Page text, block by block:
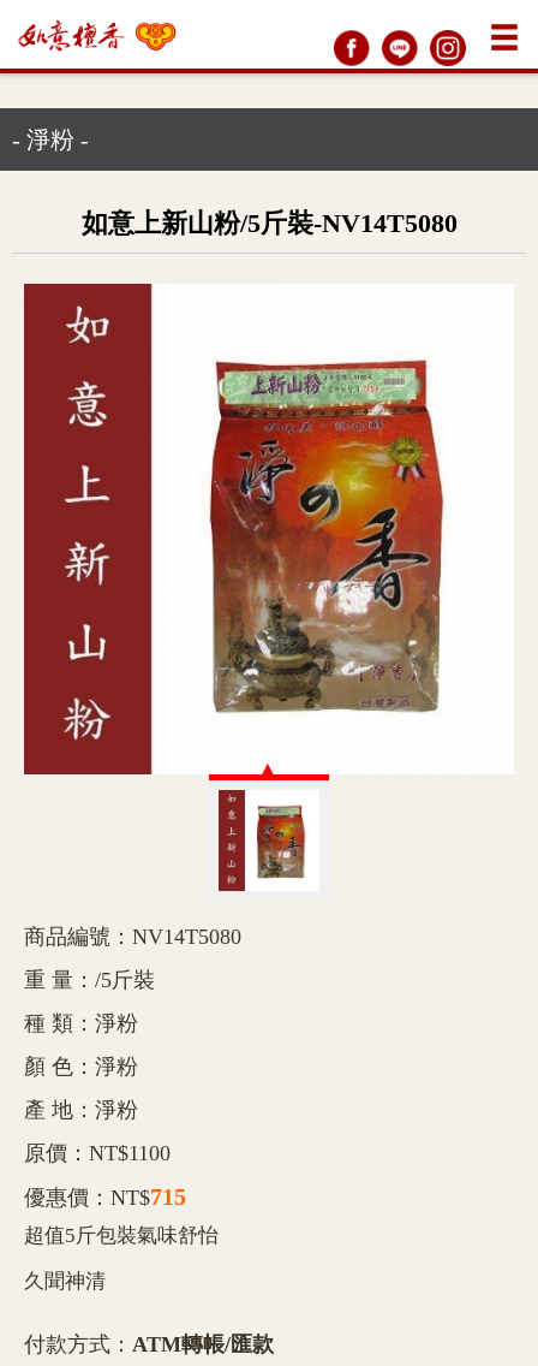
- 淨粉 -
如意上新山粉/5斤裝-NV14T5080
商品編號：NV14T5080
重 量：/5斤裝
種 類：淨粉
顏 色：淨粉
產 地：淨粉
原價：NT$1100
優惠價：NT$715
超值5斤包裝氣味舒怡
久聞神清
付款方式： ATM轉帳/匯款